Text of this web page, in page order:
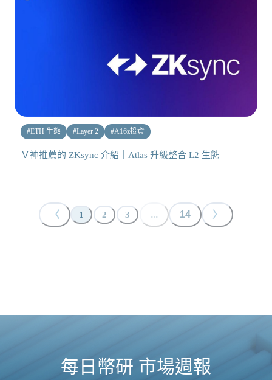
#ETH 生態 #Layer 2 #A16z投資
Ｖ神推薦的 ZKsync 介紹｜Atlas 升級整合 L2 生態
〈 1 2 3 ... 14 〉
每日幣研 市場週報